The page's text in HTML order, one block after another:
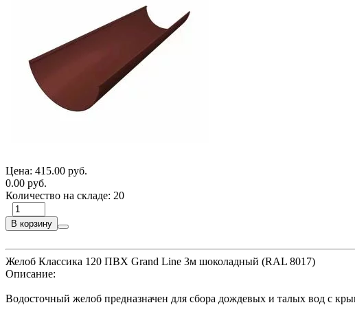
Цена: 415.00 руб.
0.00 руб.
Количество на складе: 20
В корзину
Желоб Классика 120 ПВХ Grand Line 3м шоколадный (RAL 8017)
Описание:
Водосточный желоб предназначен для сбора дождевых и талых вод с